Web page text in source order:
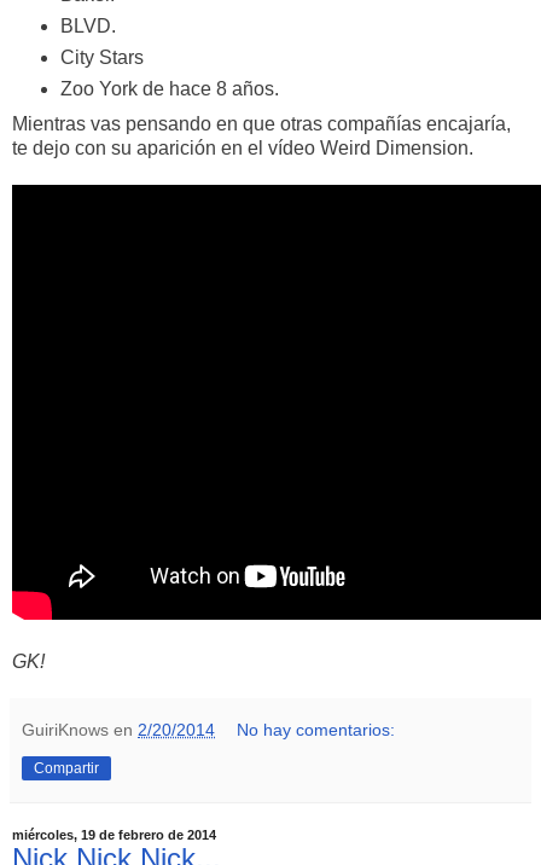
BLVD.
City Stars
Zoo York de hace 8 años.
Mientras vas pensando en que otras compañías encajaría,
te dejo con su aparición en el vídeo Weird Dimension.
GK!
GuiriKnows en 2/20/2014 No hay comentarios:
Compartir
miércoles, 19 de febrero de 2014
Nick Nick Nick...